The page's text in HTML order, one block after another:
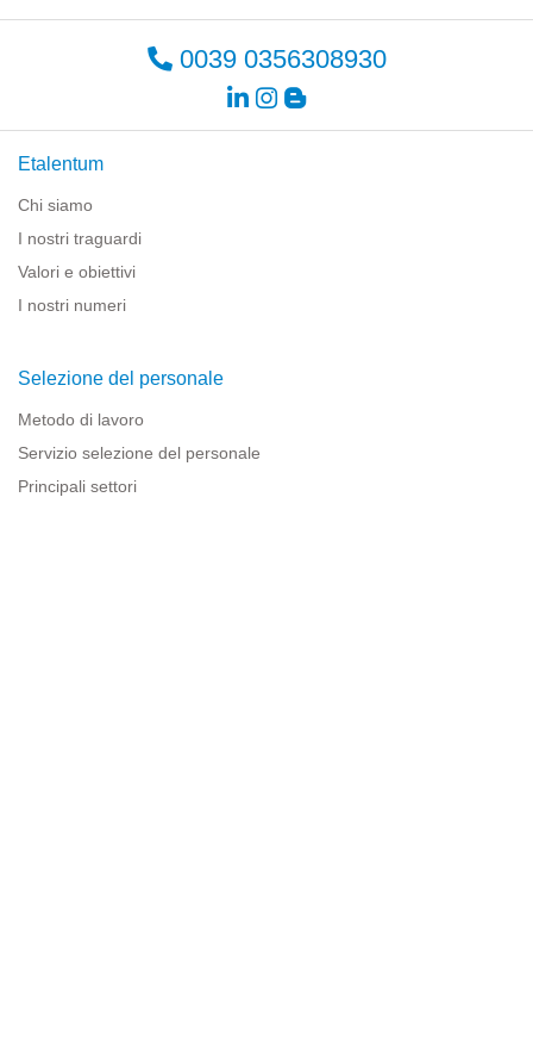
0039 0356308930
Etalentum
Chi siamo
I nostri traguardi
Valori e obiettivi
I nostri numeri
Selezione del personale
Metodo di lavoro
Servizio selezione del personale
Principali settori